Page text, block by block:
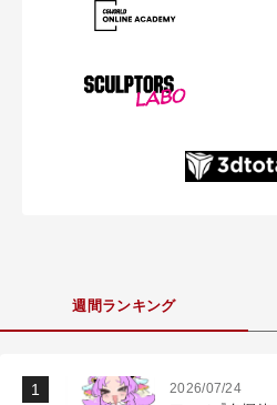
週間ランキング
2026/07/24